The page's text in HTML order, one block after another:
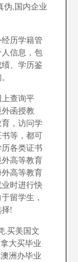
伪,国内企业
历学籍管
信息，包
、学历鉴
查询平
函授教
，访问学
等，都可
各类证书
高等教育
高等教育
时进行快
留学生，
!
.买美国文
大买毕业
洲办毕业